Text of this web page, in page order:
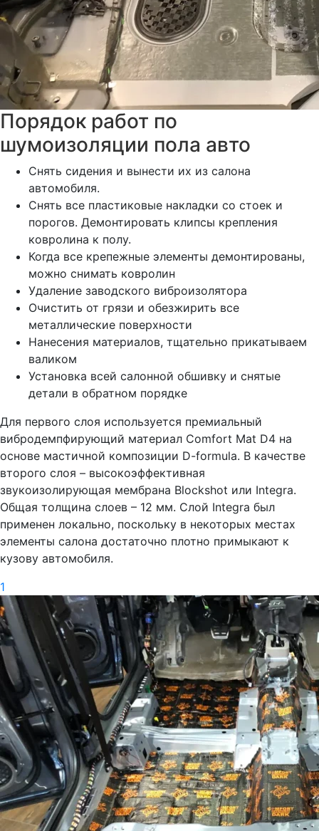
Порядок работ по
шумоизоляции пола авто
Снять сидения и вынести их из салона
автомобиля.
Снять все пластиковые накладки со стоек и
порогов. Демонтировать клипсы крепления
ковролина к полу.
Когда все крепежные элементы демонтированы,
можно снимать ковролин
Удаление заводского виброизолятора
Очистить от грязи и обезжирить все
металлические поверхности
Нанесения материалов, тщательно прикатываем
валиком
Установка всей салонной обшивку и снятые
детали в обратном порядке
Для первого слоя используется премиальный
вибродемпфирующий материал Comfort Mat D4 на
основе мастичной композиции D-formula. В качестве
второго слоя – высокоэффективная
звукоизолирующая мембрана Blockshot или Integra.
Общая толщина слоев – 12 мм. Слой Integra был
применен локально, поскольку в некоторых местах
элементы салона достаточно плотно примыкают к
кузову автомобиля.
1